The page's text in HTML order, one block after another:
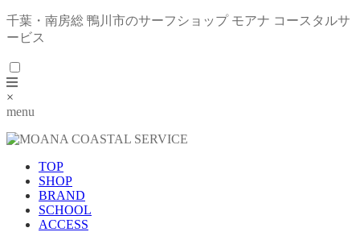
千葉・南房総 鴨川市のサーフショップ モアナ コースタルサ
ービス
×
menu
TOP
SHOP
BRAND
SCHOOL
ACCESS